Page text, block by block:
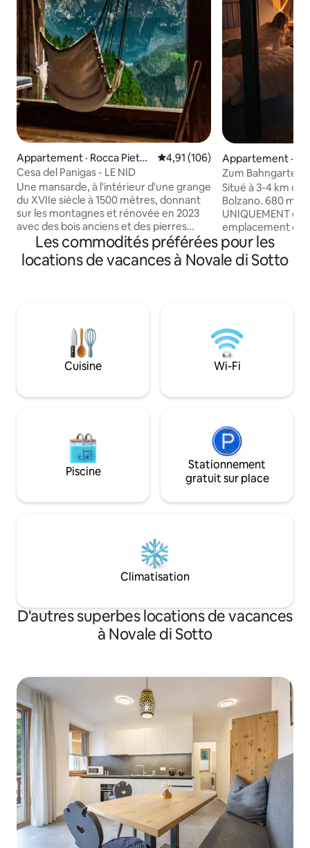
Appartement · Rocca Pietor
e
Note moyenne de 4,91 sur 5,
4,91 (106)
Cesa del Panigas - LE NID
Une mansarde, à l'intérieur d'une grange
du XVIIe siècle à 1500 mètres, donnant
sur les montagnes et rénovée en 2023
avec des bois anciens et des pierres
locales. L’appartement se compose
d’une salle à manger avec cuisine
équipée, ainsi que d’un grand salon avec
parfait pour un couple, mais il peut
également accueillir une famille avec
2 enfants, mais pas 4 adultes. 025044-
LOC-00301 - IT025044C2U74B4BTG
Appartement ·
Zum Bahngarten
historique du
panoramique
Situé à 3-4 km du
Bolzano. 680 m
UNIQUEMENT
emplacement
et un accès à des
Échappez au
ressourcez-vous
vélo et explorez
naturels de
le balcon sous un
la Ritten Card (!)
Les commodités préférées pour les
locations de vacances à Novale di Sotto
Cuisine Wi-Fi
Piscine
Stationnement
gratuit sur place
Climatisation
D'autres superbes locations de vacances
à Novale di Sotto